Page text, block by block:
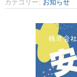
カテゴリー
お知らせ